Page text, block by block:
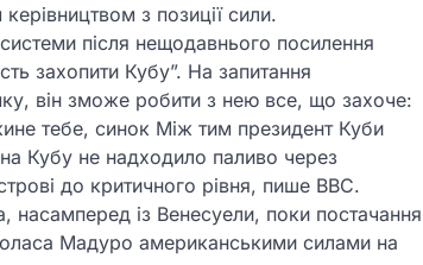
з позиції сили.
після нещодавнього посилення
захопити Кубу”. На запитання
він зможе робити з нею все, що захоче:
тебе, синок Між тим президент Куби
Кубу не надходило паливо через
до критичного рівня, пише ВВС.
із Венесуели, поки постачання
Мадуро американськими силами на